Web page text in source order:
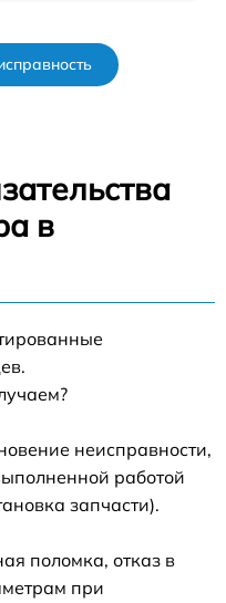
в
неисправности,
работой
запчасти).
поломка, отказ в
при